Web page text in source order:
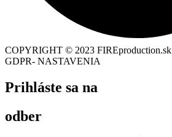
COPYRIGHT © 2023 FIREproduction.sk
GDPR- NASTAVENIA
Prihláste sa na
odber